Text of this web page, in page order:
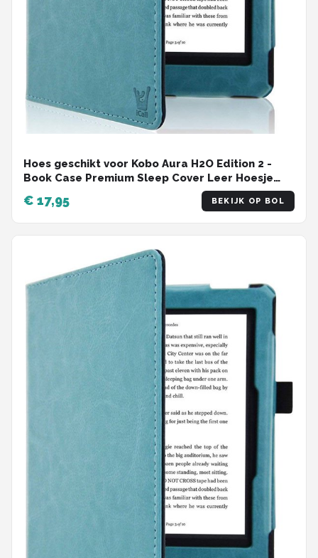
Hoes geschikt voor Kobo Aura H2O Edition 2 -
Book Case Premium Sleep Cover Leer Hoesje
met Auto/Wake Functie - Blauw
€ 17,95 BEKIJK OP BOL